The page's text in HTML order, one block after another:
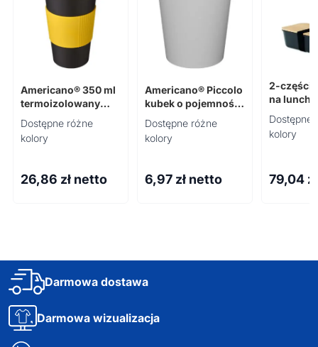
Americano® 350 ml
termoizolowany
kubek z uchwytem
Dostępne różne
kolory
26,86 zł netto
Americano® Piccolo
kubek o pojemności
100 ml
Dostępne różne
kolory
6,97 zł netto
2-
na lunch
SET
Dostępne
kolory
79,04
Darmowa dostawa
Darmowa wizualizacja